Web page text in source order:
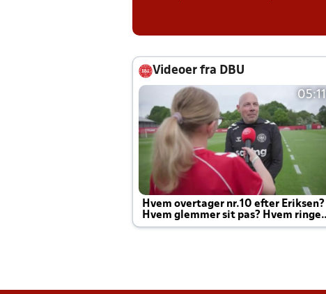
Videoer fra DBU
05:11
Hvem overtager nr.10 efter Eriksen?
Hvem glemmer sit pas? Hvem ringer
Joachim altid til efter kampe?